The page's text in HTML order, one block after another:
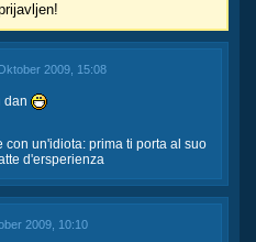
2009, 15:08
dan
con un'idiota: prima ti porta al suo
d'ersperienza
2009, 10:10